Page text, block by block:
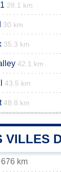
28.1 km
30 km
35.3 km
42.1 km
43.5 km
48.8 km
VILLES
676 km